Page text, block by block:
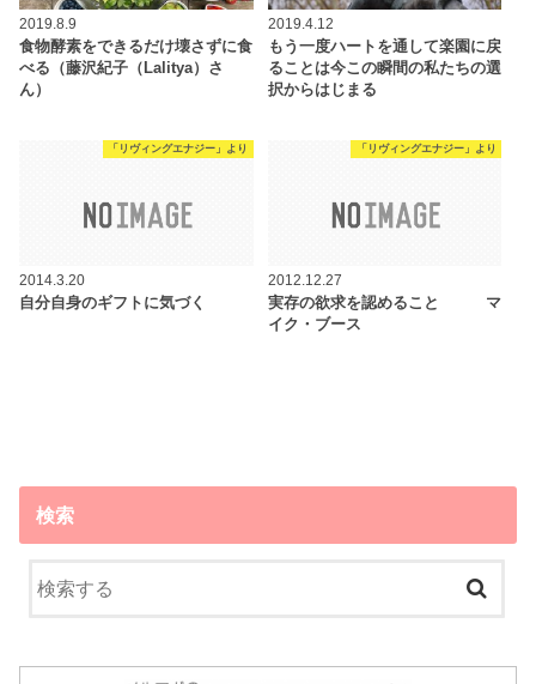
2019.8.9
食物酵素をできるだけ壊さずに食
べる（藤沢紀子（Lalitya）さ
ん）
2019.4.12
もう一度ハートを通して楽園に戻
ることは今この瞬間の私たちの選
択からはじまる
「リヴィングエナジー」より
2014.3.20
自分自身のギフトに気づく
「リヴィングエナジー」より
2012.12.27
実存の欲求を認めること マ
イク・ブース
検索